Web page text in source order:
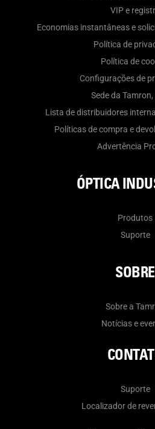
VIP e
Economias instantâneas e
Política de
Política de
Configurações de
Sede da
Lista de distribuidores
Políticas de compra e
Advertência
ÓPTICA
Produtos
Suporte
SOBRE
Sobre a
Notícias e
Suporte
Localizador de